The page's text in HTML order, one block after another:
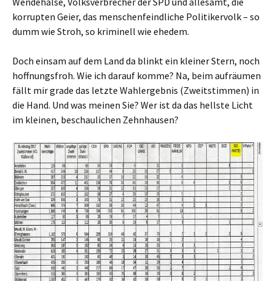
korrupten Geier, das menschenfeindliche Politikervolk – so
dumm wie Stroh, so kriminell wie ehedem.
Doch einsam auf dem Land da blinkt ein kleiner Stern, noch
hoffnungsfroh. Wie ich darauf komme? Na, beim aufräumen
fällt mir grade das letzte Wahlergebnis (Zweitstimmen) in
die Hand. Und was meinen Sie? Wer ist da das hellste Licht
im kleinen, beschaulichen Zehnhausen?